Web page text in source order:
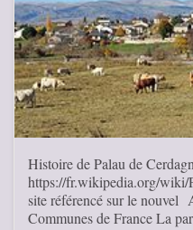
Histoire de Palau de
https://fr.wikipedia.org/wiki/
site référencé sur le nouvel
Communes de France La